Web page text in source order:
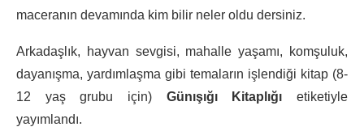
maceranın devamında kim bilir neler oldu dersiniz.
Arkadaşlık, hayvan sevgisi, mahalle yaşamı, komşuluk,
dayanışma, yardımlaşma gibi temaların işlendiği kitap (8-
12 yaş grubu için) Günışığı Kitaplığı etiketiyle
yayımlandı.